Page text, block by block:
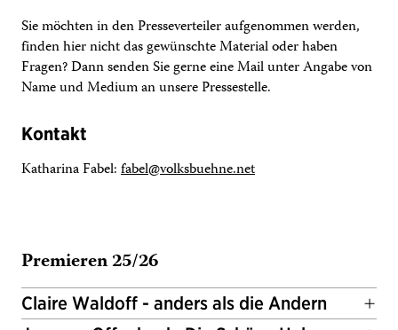
Sie möchten in den Presseverteiler aufgenommen werden,
finden hier nicht das gewünschte Material oder haben
Fragen? Dann senden Sie gerne eine Mail unter Angabe von
Name und Medium an unsere Pressestelle.
Kontakt
Katharina Fabel:fabel@volksbuehne.net
Premieren 25/26
Claire Waldoff - anders als die Andern